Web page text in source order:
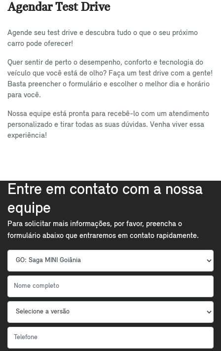
Agendar Test Drive
Agende seu test drive e descubra tudo o que o seu próximo
carro pode oferecer!
Quer sentir de perto o desempenho, conforto e tecnologia do
veículo que você está de olho? Faça um test drive com a gente!
Basta preencher o formulário e escolher o melhor dia e horário
para você.
Nossa equipe está pronta para recebê-lo com um atendimento
personalizado e tirar todas as suas dúvidas. Venha viver essa
experiência!
Entre em contato com a nossa
equipe
Para solicitar mais informações, por favor, preencha o
formulário abaixo que entraremos em contato rapidamente.